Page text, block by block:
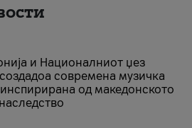
и Националниот џез
современа музичка
од македонското